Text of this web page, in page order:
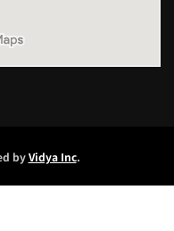
byVidya Inc.